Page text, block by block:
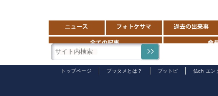
トップページ ブッタメとは？ ブットピ 仏ch エン